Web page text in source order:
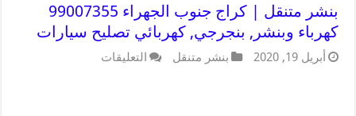
بنشر متنقل | كراج جنوب الجهراء 99007355
كهرباء وبنشر, بنجرجي, كهربائي تصليح سيارات
أبريل 19, 2020 بنشر متنقل التعليقات